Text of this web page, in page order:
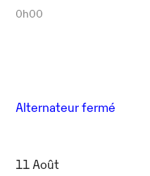
0h00
Alternateur fermé
11 Août